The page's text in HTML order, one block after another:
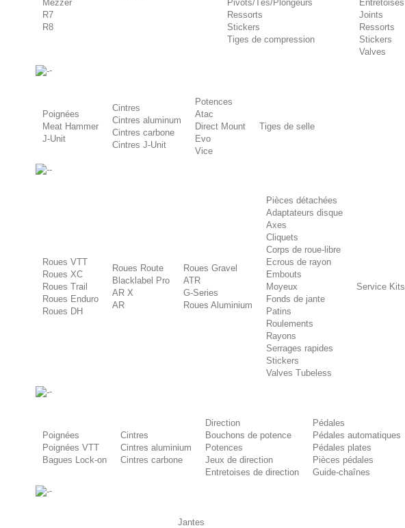
Mezzer
R7
R8
Pivots/Tés/Plongeurs
Ressorts
Stickers
Tiges de compression
Entretoises
Joints
Ressorts
Stickers
Valves
-
Poignées
Meat Hammer
J-Unit
Cintres
Cintres aluminum
Cintres carbone
Cintres J-Unit
Potences
Atac
Direct Mount
Evo
Vice
Tiges de selle
-
Roues VTT
Roues XC
Roues Trail
Roues Enduro
Roues DH
Roues Route
Blacklabel Pro
AR X
AR
Roues Gravel
ATR
G-Series
Roues Aluminium
Pièces détachées
Adaptateurs disque
Axes
Cliquets
Corps de roue-libre
Ecrous de rayon
Embouts
Moyeux
Fonds de jante
Patins
Roulements
Rayons
Serrages rapides
Stickers
Valves Tubeless
Service Kits
-
Poignées
Poignées VTT
Bagues Lock-on
Cintres
Cintres aluminium
Cintres carbone
Direction
Bouchons de potence
Potences
Jeux de direction
Entretoises de direction
Pédales
Pédales automatiques
Pédales plates
Pièces pédales
Guide-chaînes
-
Jantes